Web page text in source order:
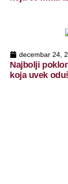
decembar 24,
Najbolji
koja uvek